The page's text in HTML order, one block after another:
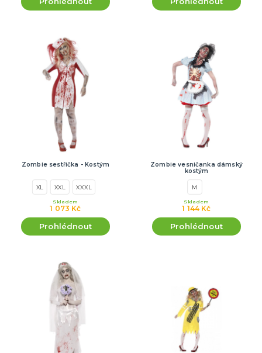
Zombie sestřička - Kostým
XL XXL XXXL
1 073 Kč
Skladem
Prohlédnout
Zombie vesničanka dámský
kostým
M
1 144 Kč
Skladem
Prohlédnout